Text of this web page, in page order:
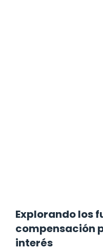
Explorando los
compensación
interés